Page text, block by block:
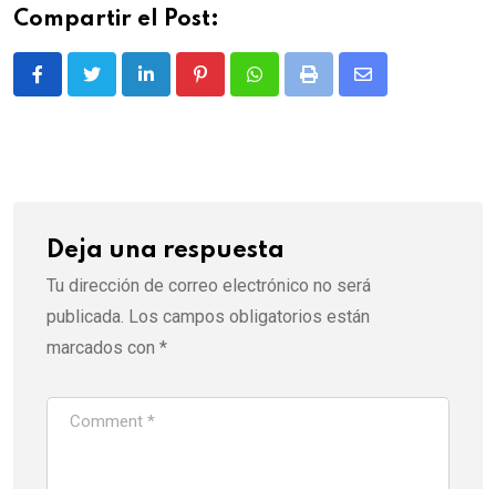
Compartir el Post:
LinkedIn PinterestWhatsappPrint
Share
Deja una respuesta
Tu dirección de correo electrónico no será
publicada. Los campos obligatorios están
marcados con *